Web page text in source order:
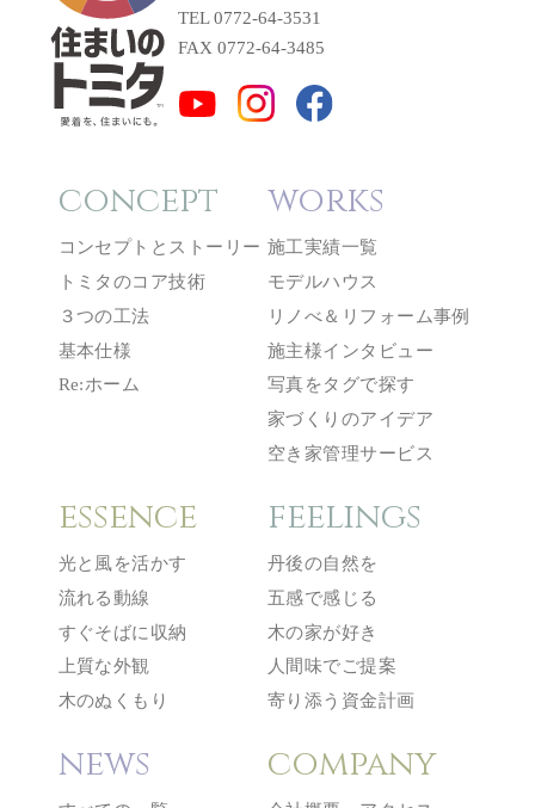
TEL 0772-64-3531
FAX 0772-64-3485
concept
コンセプトとストーリー
トミタのコア技術
３つの工法
基本仕様
Re:ホーム
works
施工実績一覧
モデルハウス
リノべ＆リフォーム事例
施主様インタビュー
写真をタグで探す
家づくりのアイデア
空き家管理サービス
essence
光と風を活かす
流れる動線
すぐそばに収納
上質な外観
木のぬくもり
feelings
丹後の自然を
五感で感じる
木の家が好き
人間味でご提案
寄り添う資金計画
news company